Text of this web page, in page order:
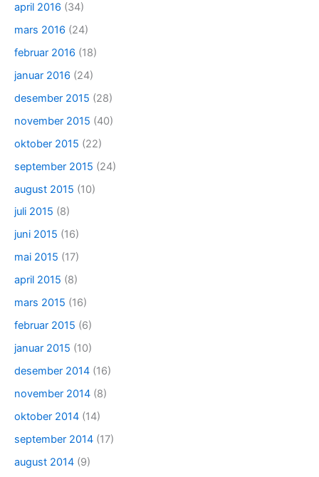
april 2016 (34)
mars 2016 (24)
februar 2016 (18)
januar 2016 (24)
desember 2015 (28)
november 2015 (40)
oktober 2015 (22)
september 2015 (24)
august 2015 (10)
juli 2015 (8)
juni 2015 (16)
mai 2015 (17)
april 2015 (8)
mars 2015 (16)
februar 2015 (6)
januar 2015 (10)
desember 2014 (16)
november 2014 (8)
oktober 2014 (14)
september 2014 (17)
august 2014 (9)